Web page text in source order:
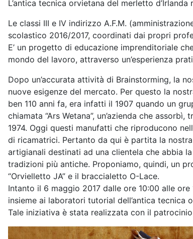
L’antica tecnica orvietana del merletto
Le classi III e IV indirizzo A.F.M.
scolastico 2016/2017, coordinati dai propri
E’ un progetto di educazione imprenditoriale
mondo del lavoro, attraverso un’esperienza
Dopo un’accurata attività di Brainstorming, la
nuove esigenze del mercato. Per questo la
ben 110 anni fa, era infatti il 1907 quando un
chiamata “Ars Wetana”, un’azienda che
1974. Oggi questi manufatti che riproducono
di ricamatrici. Pertanto da qui è partita la
artigianali destinati ad una clientela che abbia
tradizioni più antiche. Proponiamo, quindi, un
“Orvielletto JA” e il braccialetto O-Lace.
Intanto il 6 maggio 2017 dalle ore 10:00 alle
insieme ai laboratori tutorial dell’antica
Tale iniziativa è stata realizzata con il